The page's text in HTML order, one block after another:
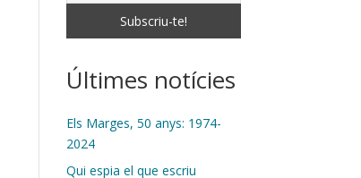
Últimes notícies
Els Marges, 50 anys: 1974-
2024
Qui espia el que escriu